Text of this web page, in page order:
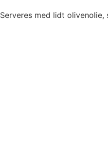
Serveres med lidt